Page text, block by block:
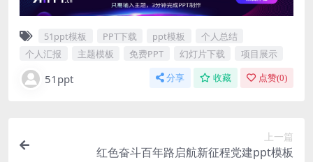
51ppt模板 PPT下载 ppt模板
个人总结
个人汇报
主题模板 免费PPT 幻灯片下载 项目展示
51ppt 分享 收藏 点赞(0)
上一篇
红色奋斗百年路启航新征程党建ppt模板